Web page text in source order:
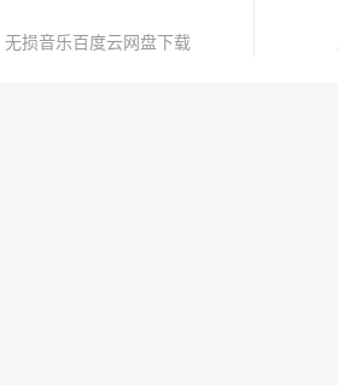
无损音乐百度云网盘下载